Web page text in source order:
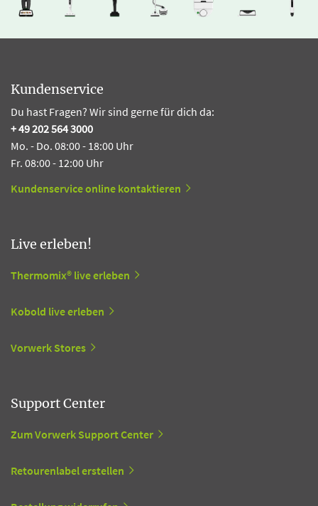
Kundenservice
Du hast Fragen? Wir sind gerne für dich da:
+ 49 202 564 3000
Mo. - Do. 08:00 - 18:00 Uhr
Fr. 08:00 - 12:00 Uhr
Kundenservice online kontaktieren
Live erleben!
Thermomix® live erleben
Kobold live erleben
Vorwerk Stores
Support Center
Zum Vorwerk Support Center
Retourenlabel erstellen